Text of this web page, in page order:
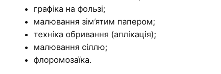
графіка на фользі;
малювання зім’ятим папером;
техніка обривання (аплікація);
малювання сіллю;
флоромозаїка.